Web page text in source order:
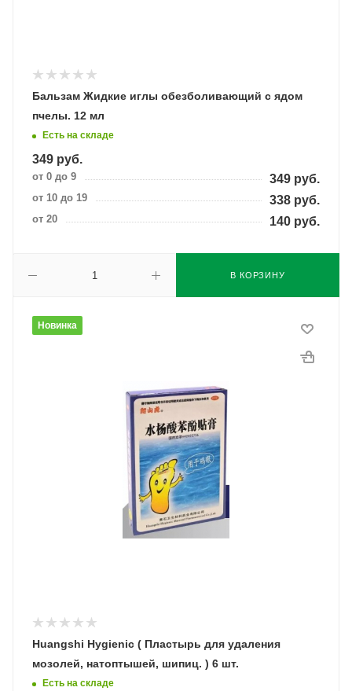
Бальзам Жидкие иглы обезболивающий с ядом
пчелы. 12 мл
Есть на складе
349 руб.
от 0 до 9 349 руб.
от 10 до 19 338 руб.
от 20 140 руб.
В КОРЗИНУ
Новинка
Huangshi Hygienic ( Пластырь для удаления
мозолей, натоптышей, шипиц. ) 6 шт.
Есть на складе